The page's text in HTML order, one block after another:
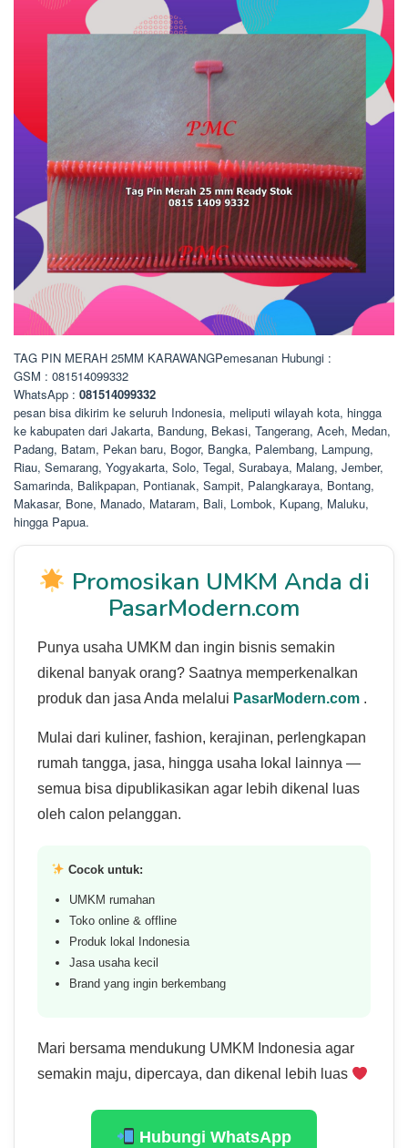
TAG PIN MERAH 25MM KARAWANGPemesanan Hubungi :
GSM : 081514099332
WhatsApp : 081514099332
pesan bisa dikirim ke seluruh Indonesia, meliputi wilayah kota, hingga
ke kabupaten dari Jakarta, Bandung, Bekasi, Tangerang, Aceh, Medan,
Padang, Batam, Pekan baru, Bogor, Bangka, Palembang, Lampung,
Riau, Semarang, Yogyakarta, Solo, Tegal, Surabaya, Malang, Jember,
Samarinda, Balikpapan, Pontianak, Sampit, Palangkaraya, Bontang,
Makasar, Bone, Manado, Mataram, Bali, Lombok, Kupang, Maluku,
hingga Papua.
Promosikan UMKM Anda di
PasarModern.com
Punya usaha UMKM dan ingin bisnis semakin
dikenal banyak orang? Saatnya memperkenalkan
produk dan jasa Anda melalui PasarModern.com .
Mulai dari kuliner, fashion, kerajinan, perlengkapan
rumah tangga, jasa, hingga usaha lokal lainnya —
semua bisa dipublikasikan agar lebih dikenal luas
oleh calon pelanggan.
Cocok untuk:
UMKM rumahan
Toko online & offline
Produk lokal Indonesia
Jasa usaha kecil
Brand yang ingin berkembang
Mari bersama mendukung UMKM Indonesia agar
semakin maju, dipercaya, dan dikenal lebih luas
Hubungi WhatsApp